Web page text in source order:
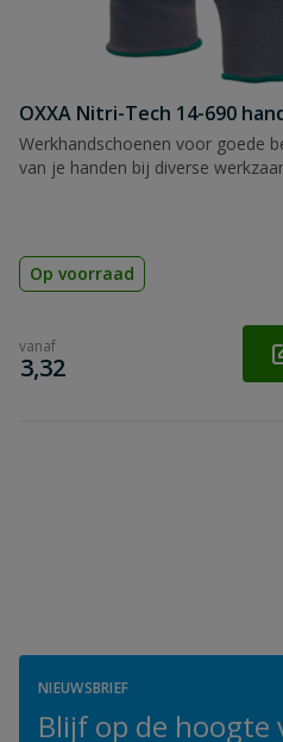
OXXA Nitri-Tech 14-690
Werkhandschoenen voor goede
van je handen bij diverse
Op voorraad
vanaf
€
3,32
NIEUWSBRIEF
Blijf op de hoogte